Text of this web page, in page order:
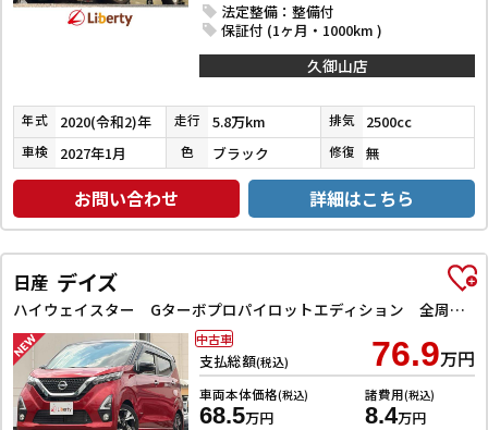
法定整備：整備付
保証付 (1ヶ月・1000km )
久御山店
年式 2020(令和2)年 走行 5.8万km 排気 2500cc
車検 2027年1月 色 ブラック 修復 無
お問い合わせ 詳細はこちら
日産 デイズ
ハイウェイスター Gターボプロパイロットエディション 全周囲カメラ 純正9型ナビ TV クリアランスソナー オートクルーズコントロール オートライト スマートキー アイドリングストップ 電動格納ミラー CVT ABS ESC CD DVD再生
支払総額(税込) 76.9万円
車両本体価格(税込)
68.5万円
諸費用(税込)
8.4万円
中古車